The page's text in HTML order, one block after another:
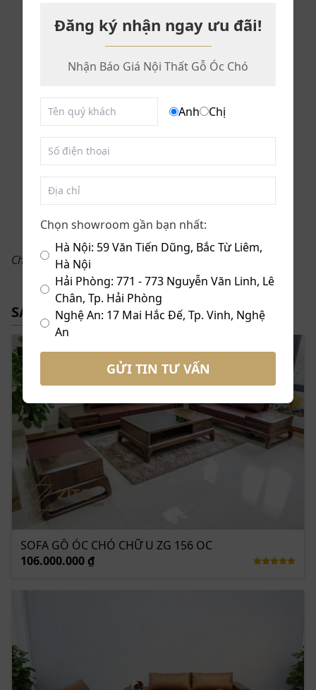
Một không gian nội thất phòng khách đẹp lại phong
thủy gia chủ? Sofa gỗ óc chó ZG 127 làm được điều đó.
Với chất liệu phần khung sofa được làm từ gỗ óc chó –
Là một bộ sofa sang trọng mang đến điều may mắn,
tài lộc cho gia chủ.
0.0
0đánh giá
VIẾT ĐÁNH GIÁ SẢN PHẨM
5
3
2
0
1
0
Chưa có đánh giá
SẢN PHẨM LIÊN QUAN
SOFA GỖ ÓC CHÓ CHỮ U ZG 156 OC
106.000.000 ₫
Đăng ký nhận ngay ưu đãi!
Nhận Báo Giá Nội Thất Gỗ Óc Chó
Anh Chị
Chọn showroom gần bạn nhất:
Hà Nội: 59 Văn Tiến Dũng, Bắc Từ Liêm,
Hà Nội
Hải Phòng: 771 - 773 Nguyễn Văn Linh, Lê
Chân, Tp. Hải Phòng
Nghệ An: 17 Mai Hắc Đế, Tp. Vinh, Nghệ
An
GỬI TIN TƯ VẤN